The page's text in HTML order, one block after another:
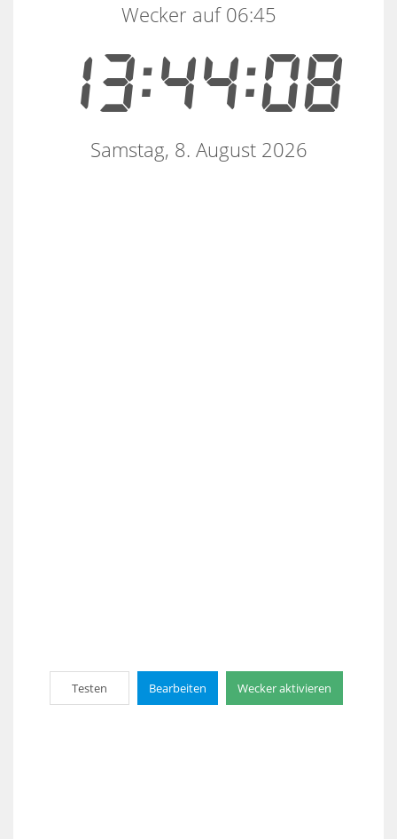
13:44:08
Wecker auf 06:45
Samstag, 8. August 2026
Testen Bearbeiten Wecker aktivieren